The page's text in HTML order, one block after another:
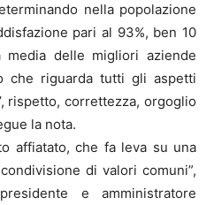
nella popolazione
pari al 93%, ben 10
delle migliori aziende
che riguarda tutti gli aspetti
rispetto, correttezza, orgoglio
la nota.
affiatato, che fa leva su una
di valori comuni”,
e amministratore